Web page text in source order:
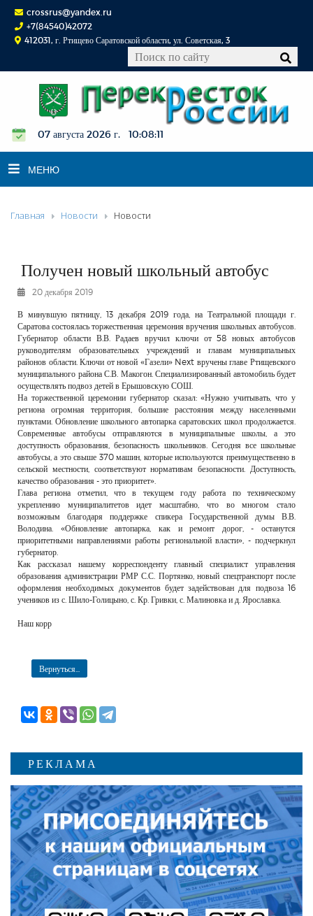
crossrus@yandex.ru
+7(84540)42072
412031, г. Ртищево Саратовской области, ул. Советская, 3
07 августа 2026 г. 10:08:12
МЕНЮ
НОВОСТИ
К СВЕДЕНИЮ
КОНКУРСЫ
РЕКЛАМОДАТЕЛЯМ
ОБЪЯВЛЕНИЯ
КОНТАКТЫ
Главная Новости Новости
Получен новый школьный автобус
20 декабря 2019
В минувшую пятницу, 13 декабря 2019 года, на Театральной площади г.
Саратова состоялась торжественная церемония вручения школьных автобусов.
Губернатор области В.В. Радаев вручил ключи от 58 новых автобусов
руководителям образовательных учреждений и главам муниципальных
районов области. Ключи от новой «Газели» Next вручены главе Ртищевского
муниципального района С.В. Макогон. Специализированный автомобиль будет
осуществлять подвоз детей в Ерышовскую СОШ.
На торжественной церемонии губернатор сказал: «Нужно учитывать, что у
региона огромная территория, большие расстояния между населенными
пунктами. Обновление школьного автопарка саратовских школ продолжается.
Современные автобусы отправляются в муниципальные школы, а это
доступность образования, безопасность школьников. Сегодня все школьные
автобусы, а это свыше 370 машин, которые используются преимущественно в
сельской местности, соответствуют нормативам безопасности. Доступность,
качество образования - это приоритет».
Глава региона отметил, что в текущем году работа по техническому
укреплению муниципалитетов идет масштабно, что во многом стало
возможным благодаря поддержке спикера Государственной думы В.В.
Володина. «Обновление автопарка, как и ремонт дорог, - останутся
приоритетными направлениями работы региональной власти», - подчеркнул
губернатор.
Как рассказал нашему корреспонденту главный специалист управления
образования администрации РМР С.С. Портянко, новый спецтранспорт после
оформления необходимых документов будет задействован для подвоза 16
учеников из с. Шило-Голицыно, с. Кр. Гривки, с. Малиновка и д. Ярославка.
Наш корр
Вернуться...
РЕКЛАМА